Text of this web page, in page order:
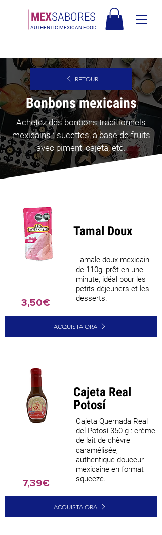
MEXSABORES
AUTHENTIC MEXICAN FOOD
RETOUR
Bonbons mexicains
Achetez des bonbons traditionnels
mexicains : sucettes, à base de fruits
avec piment, cajeta, etc.
3,50€
Tamal Doux
Tamale doux mexicain
de 110g, prêt en une
minute, idéal pour les
petits-déjeuners et les
desserts.
ACQUISTA ORA
7,39€
Cajeta Real
Potosí
Cajeta Quemada Real
del Potosí 350 g : crème
de lait de chèvre
caramélisée,
authentique douceur
mexicaine en format
squeeze.
ACQUISTA ORA